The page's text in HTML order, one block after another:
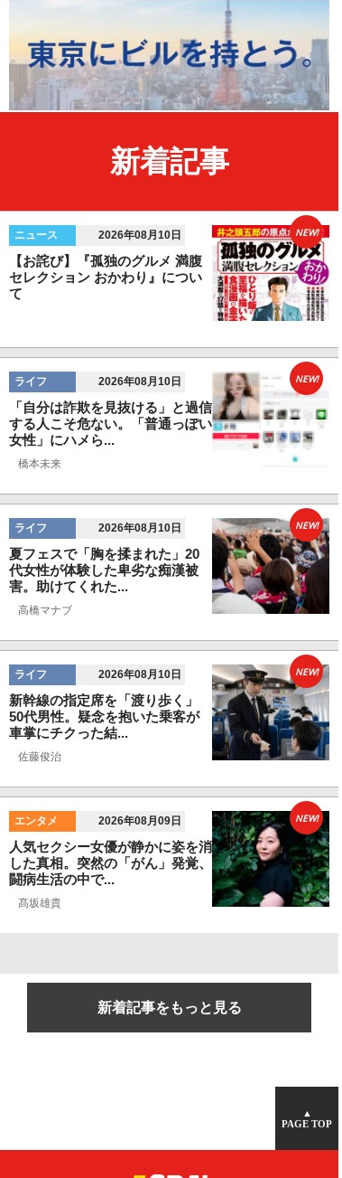
新着記事
ニュース 2026年08月10日
【お詫び】『孤独のグルメ 満腹
セレクション おかわり』につい
て
NEW!
ライフ 2026年08月10日
「自分は詐欺を見抜ける」と過信
する人こそ危ない。「普通っぽい
女性」にハメら...
橋本未来
NEW!
ライフ 2026年08月10日
夏フェスで「胸を揉まれた」20
代女性が体験した卑劣な痴漢被
害。助けてくれた...
高橋マナブ
NEW!
ライフ 2026年08月10日
新幹線の指定席を「渡り歩く」
50代男性。疑念を抱いた乗客が
車掌にチクった結...
佐藤俊治
NEW!
エンタメ 2026年08月09日
人気セクシー女優が静かに姿を消
した真相。突然の「がん」発覚、
闘病生活の中で...
髙坂雄貴
NEW!
新着記事をもっと見る
▲
PAGE TOP